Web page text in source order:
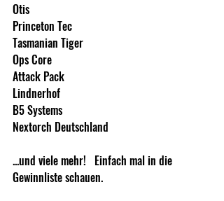
Otis
Princeton Tec
Tasmanian Tiger
Ops Core
Attack Pack
Lindnerhof
B5 Systems
Nextorch Deutschland
...und viele mehr!   Einfach mal in die
Gewinnliste schauen.